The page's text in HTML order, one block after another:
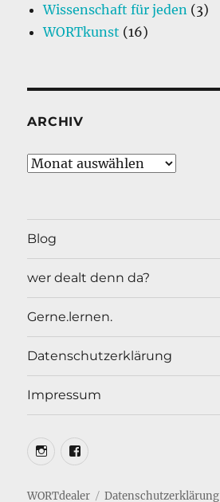
Wissenschaft für jeden (3)
WORTkunst (16)
ARCHIV
Archiv
Blog
wer dealt denn da?
Gerne.lernen.
Datenschutzerklärung
Impressum
InstaFacebook
WORTdealer Datenschutzerklärung